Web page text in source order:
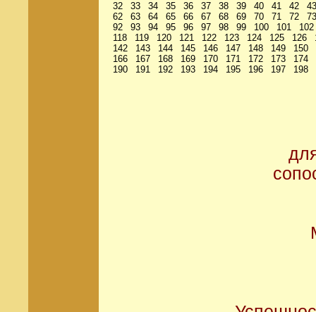
32
33 34 35 36 37 38 39 40 41 42
43
62
63 64 65 66 67 68 69 70 71 72
73
92
93 94 95 96 97 98 99 100 101
102
118
119 120 121 122 123 124 125 126
142
143 144 145 146 147 148 149
150
166
167 168 169 170 171 172 173
174
190
191 192 193 194 195 196 197 198